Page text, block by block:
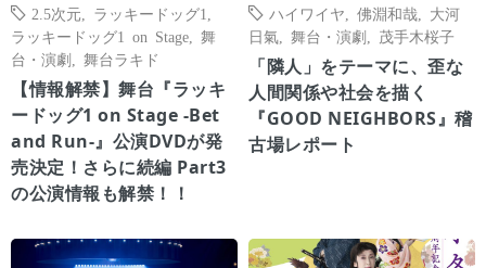
2.5次元
ラッキードッグ1
ラッキードッグ1 on Stage
舞
台・演劇
舞台ラキド
【情報解禁】舞台『ラッキ
ードッグ1 on Stage -Bet
and Run-』公演DVDが発
売決定！さらに続編 Part3
の公演情報も解禁！！
ハイワイヤ
佛淵和哉
大河
日氣
舞台・演劇 茂手木桜子
「隣人」をテーマに、歪な
人間関係や社会を描く
『GOOD NEIGHBORS』稽
古場レポート